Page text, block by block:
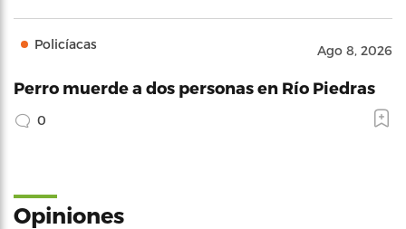
Policíacas Ago 8, 2026
Perro muerde a dos personas en Río Piedras
0
Opiniones